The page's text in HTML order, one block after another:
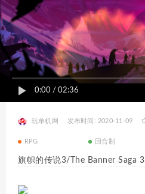
0:00 / 02:36
玩单机网 发布时间: 2020-11-09
RPG 回合制
旗帜的传说3/The Banner Saga 3